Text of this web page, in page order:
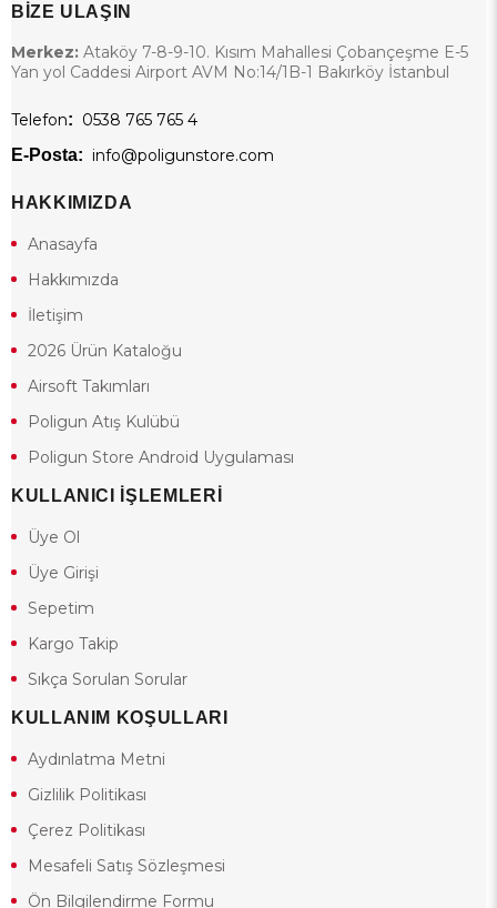
BİZE ULAŞIN
Merkez: Ataköy 7-8-9-10. Kısım Mahallesi Çobançeşme E-5
Yan yol Caddesi Airport AVM No:14/1B-1 Bakırköy İstanbul
Telefon: 0538 765 765 4
E-Posta: info@poligunstore.com
HAKKIMIZDA
Anasayfa
Hakkımızda
İletişim
2026 Ürün Kataloğu
Airsoft Takımları
Poligun Atış Kulübü
Poligun Store Android Uygulaması
KULLANICI İŞLEMLERİ
Üye Ol
Üye Girişi
Sepetim
Kargo Takip
Sıkça Sorulan Sorular
KULLANIM KOŞULLARI
Aydınlatma Metni
Gizlilik Politikası
Çerez Politikası
Mesafeli Satış Sözleşmesi
Ön Bilgilendirme Formu